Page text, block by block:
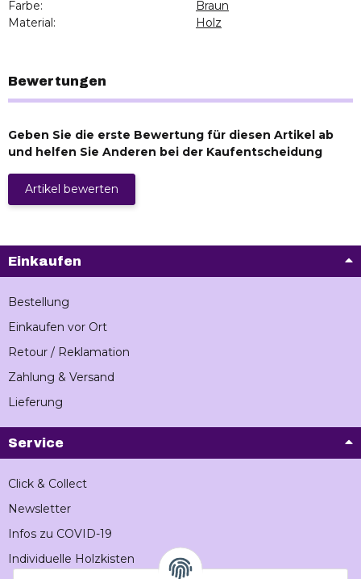
Farbe:
Braun
Material:
Holz
Bewertungen
Geben Sie die erste Bewertung für diesen Artikel ab
und helfen Sie Anderen bei der Kaufentscheidung
Artikel bewerten
Einkaufen
Bestellung
Einkaufen vor Ort
Retour / Reklamation
Zahlung & Versand
Lieferung
Service
Click & Collect
Newsletter
Infos zu COVID-19
Individuelle Holzkisten